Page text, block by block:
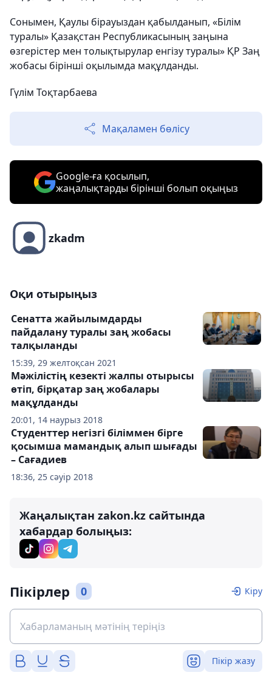
Сонымен, Қаулы бірауыздан қабылданып, «Білім
туралы» Қазақстан Республикасының заңына
өзгерістер мен толықтырулар енгізу туралы» ҚР Заң
жобасы бірінші оқылымда мақұлданды.
Гүлім Тоқтарбаева
Мақаламен бөлісу
Google-ға қосылып,
жаңалықтарды бірінші болып оқыңыз
zkadm
Оқи отырыңыз
15:39, 29 желтоқсан 2021
Сенатта жайылымдарды
пайдалану туралы заң жобасы
талқыланды
20:01, 14 наурыз 2018
Мәжілістің кезекті жалпы отырысы
өтіп, бірқатар заң жобалары
мақұлданды
18:36, 25 сәуір 2018
Студенттер негізгі біліммен бірге
қосымша мамандық алып шығады
– Сағадиев
Жаңалықтан zakon.kz сайтында
хабардар болыңыз:
Пікірлер 0 Кіру
Пікір жазу